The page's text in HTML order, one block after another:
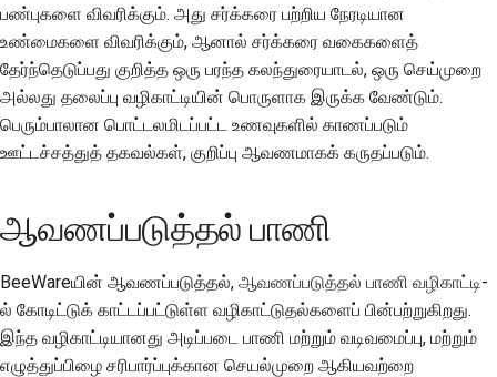
பண்புகளை விவரிக்கும். அது சர்க்கரை பற்றிய நேரடியான
உண்மைகளை விவரிக்கும், ஆனால் சர்க்கரை வகைகளைத்
தேர்ந்தெடுப்பது குறித்த ஒரு பரந்த கலந்துரையாடல், ஒரு செய்முறை
அல்லது தலைப்பு வழிகாட்டியின் பொருளாக இருக்க வேண்டும்.
பெரும்பாலான பொட்டலமிடப்பட்ட உணவுகளில் காணப்படும்
ஊட்டச்சத்துத் தகவல்கள், குறிப்பு ஆவணமாகக் கருதப்படும்.
ஆவணப்படுத்தல் பாணி
BeeWareயின் ஆவணப்படுத்தல், ஆவணப்படுத்தல் பாணி வழிகாட்டி-
ல் கோடிட்டுக் காட்டப்பட்டுள்ள வழிகாட்டுதல்களைப் பின்பற்றுகிறது.
இந்த வழிகாட்டியானது அடிப்படை பாணி மற்றும் வடிவமைப்பு, மற்றும்
எழுத்துப்பிழை சரிபார்ப்புக்கான செயல்முறை ஆகியவற்றை